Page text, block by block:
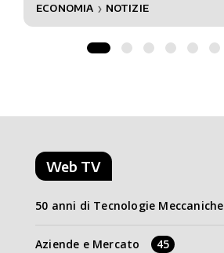
ECONOMIA ❯ NOTIZIE
Web TV
50 anni di Tecnologie Meccaniche
Aziende e Mercato 45